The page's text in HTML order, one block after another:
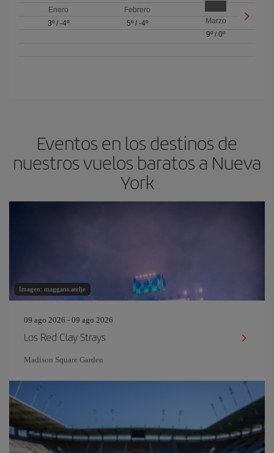
Enero
3º/ -4º
Febrero
5º/ -4º
Marzo
9º /0º
Eventos en los destinos de
nuestros vuelos baratos a Nueva
York
Imagen: maggans.atelje
09 ago 2026 - 09 ago 2026
Los Red Clay Strays
Madison Square Garden